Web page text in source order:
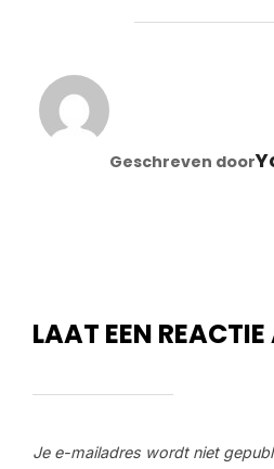
Geschreven door
LAAT EEN
Je e-mailadres wordt niet